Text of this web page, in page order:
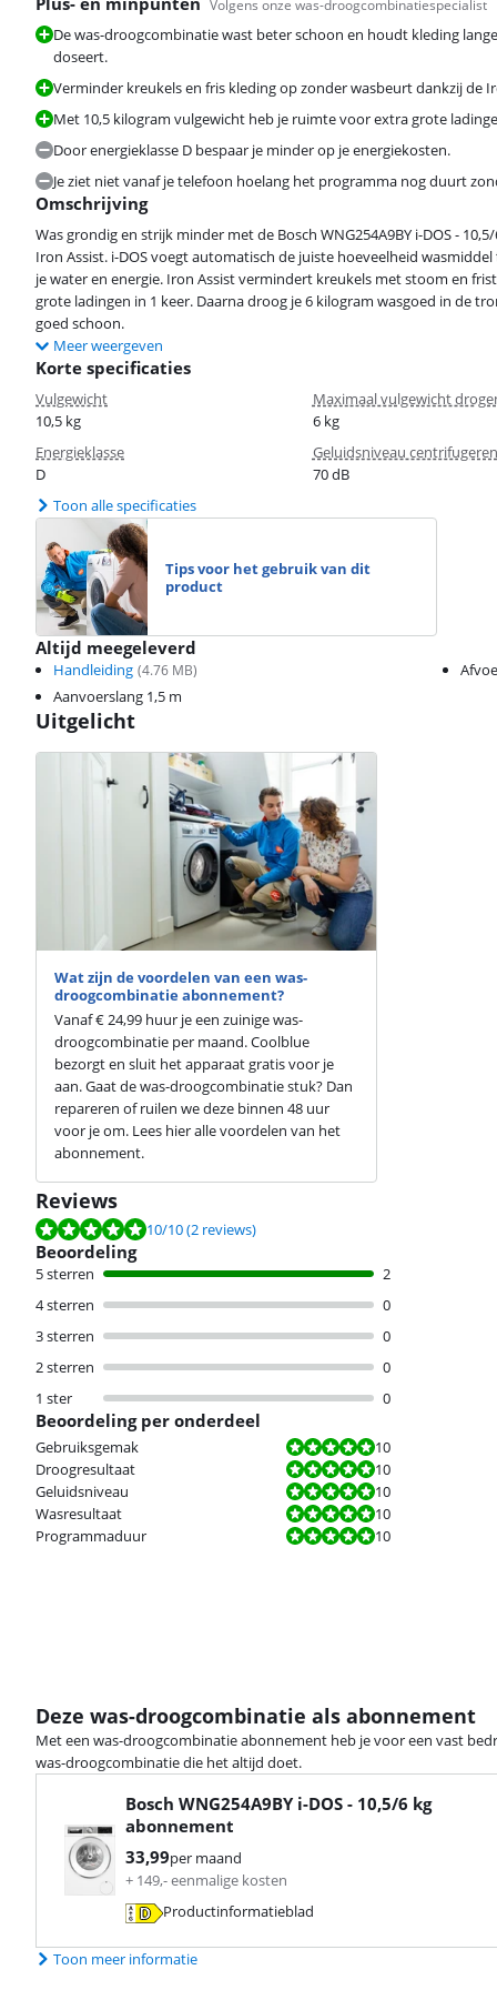
Volgens onze was-droogcombinatiespecialist
De was-droogcombinatie wast beter schoon en houdt kleding
doseert.
Verminder kreukels en fris kleding op zonder wasbeurt dankzij de
Met 10,5 kilogram vulgewicht heb je ruimte voor extra grote
Door energieklasse D bespaar je minder op je energiekosten.
Je ziet niet vanaf je telefoon hoelang het programma nog duurt
Omschrijving
Was grondig en strijk minder met de Bosch WNG254A9BY i-DOS -
Iron Assist. i-DOS voegt automatisch de juiste hoeveelheid
je water en energie. Iron Assist vermindert kreukels met stoom en
grote ladingen in 1 keer. Daarna droog je 6 kilogram wasgoed in de
goed schoon.
Meer weergeven
Korte specificaties
Vulgewicht
10,5 kg
Maximaal vulgewicht
6 kg
Energieklasse
D
Geluidsniveau centrifugeren
70 dB
Toon alle specificaties
Tips voor het gebruik van dit
product
Altijd meegeleverd
Handleiding (4.76 MB)
Aanvoerslang 1,5 m
Uitgelicht
Wat zijn de voordelen van een was-
droogcombinatie abonnement?
Vanaf € 24,99 huur je een zuinige was-
droogcombinatie per maand. Coolblue
bezorgt en sluit het apparaat gratis voor je
aan. Gaat de was-droogcombinatie stuk? Dan
repareren of ruilen we deze binnen 48 uur
voor je om. Lees hier alle voordelen van het
abonnement.
Reviews
Beoordeling is 10 van de 10, gebaseerd op 2 reviews.
10/10(2 reviews)
Beoordeling
5 sterren
2
4 sterren
0
3 sterren
0
2 sterren
0
1 ster
0
Beoordeling per onderdeel
Gebruiksgemak
Beoordeling is 10 van de 10.
10
Droogresultaat
Beoordeling is 10 van de 10.
10
Geluidsniveau
Beoordeling is 10 van de 10.
10
Wasresultaat
Beoordeling is 10 van de 10.
10
Programmaduur
Beoordeling is 10 van de 10. 10
Deze was-droogcombinatie als abonnement
Met een was-droogcombinatie abonnement heb je voor een vast
was-droogcombinatie die het altijd doet.
Bosch WNG254A9BY i-DOS - 10,5/6 kg
abonnement
33,99per maand
+ 149,-eenmalige kosten
Productinformatieblad
Toon meer informatie